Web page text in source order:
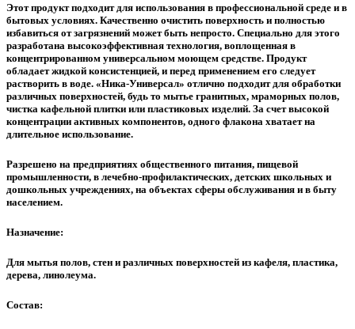
Этот продукт подходит для использования в профессиональной среде и в
бытовых условиях. Качественно очистить поверхность и полностью
избавиться от загрязнений может быть непросто. Специально для этого
разработана высокоэффективная технология, воплощенная в
концентрированном универсальном моющем средстве. Продукт
обладает жидкой консистенцией, и перед применением его следует
растворить в воде. «Ника-Универсал» отлично подходит для обработки
различных поверхностей, будь то мытье гранитных, мраморных полов,
чистка кафельной плитки или пластиковых изделий. За счет высокой
концентрации активных компонентов, одного флакона хватает на
длительное использование.
Разрешено на предприятиях общественного питания, пищевой
промышленности, в лечебно-профилактических, детских школьных и
дошкольных учреждениях, на объектах сферы обслуживания и в быту
населением.
Назначение:
Для мытья полов, стен и различных поверхностей из кафеля, пластика,
дерева, линолеума.
Состав: